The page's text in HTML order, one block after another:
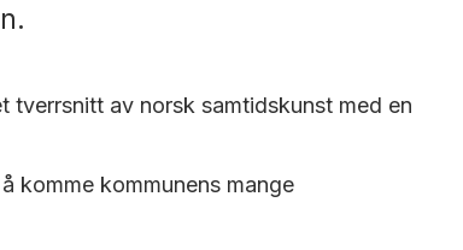
tverrsnitt av norsk samtidskunst med en
komme kommunens mange